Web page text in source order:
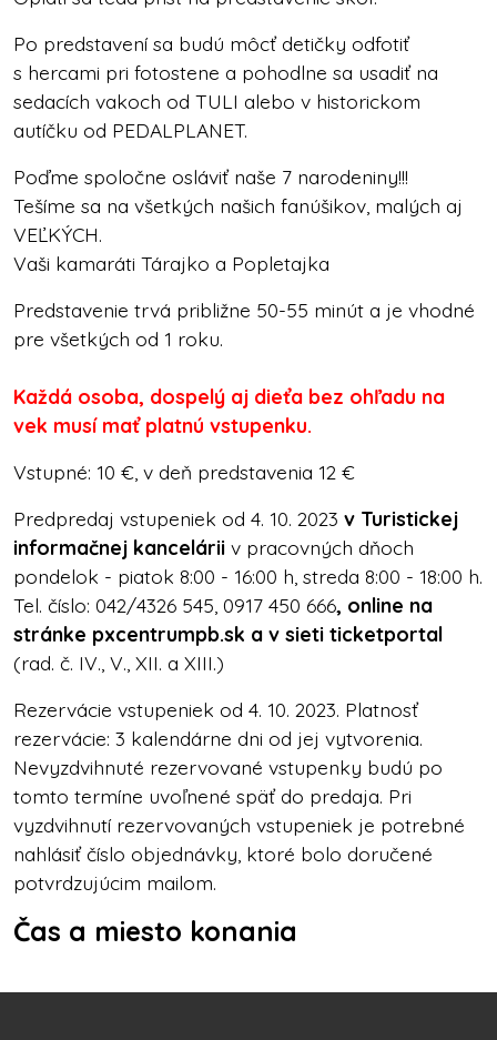
Po predstavení sa budú môcť detičky odfotiť
s hercami pri fotostene a pohodlne sa usadiť na
sedacích vakoch od TULI alebo v historickom
autíčku od PEDALPLANET.
Poďme spoločne osláviť naše 7 narodeniny!!!
Tešíme sa na všetkých našich fanúšikov, malých aj
VEĽKÝCH.
Vaši kamaráti Tárajko a Popletajka
Predstavenie trvá približne 50-55 minút a je vhodné
pre všetkých od 1 roku.
Každá osoba, dospelý aj dieťa bez ohľadu na
vek musí mať platnú vstupenku.
Vstupné: 10 €, v deň predstavenia 12 €
Predpredaj vstupeniek od 4. 10. 2023 v Turistickej
informačnej kancelárii v pracovných dňoch
pondelok - piatok 8:00 - 16:00 h, streda 8:00 - 18:00 h.
Tel. číslo: 042/4326 545, 0917 450 666, online na
stránke pxcentrumpb.sk a v sieti ticketportal
(rad. č. IV., V., XII. a XIII.)
Rezervácie vstupeniek od 4. 10. 2023. Platnosť
rezervácie: 3 kalendárne dni od jej vytvorenia.
Nevyzdvihnuté rezervované vstupenky budú po
tomto termíne uvoľnené späť do predaja. Pri
vyzdvihnutí rezervovaných vstupeniek je potrebné
nahlásiť číslo objednávky, ktoré bolo doručené
potvrdzujúcim mailom.
Čas a miesto konania